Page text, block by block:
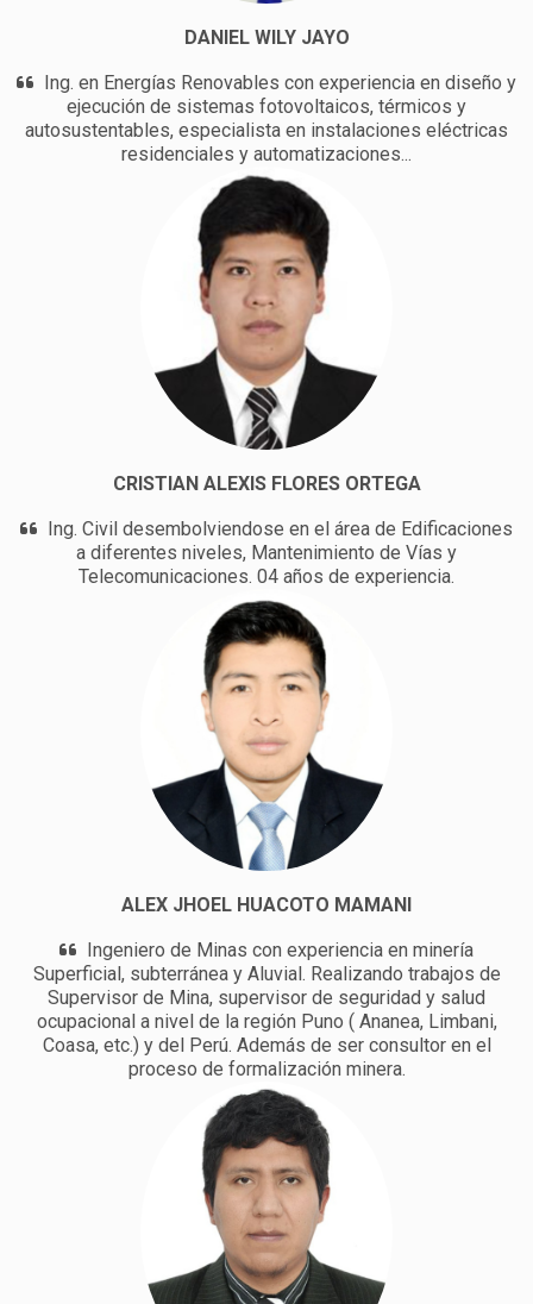
DANIEL WILY JAYO
Ing. en Energías Renovables con experiencia en diseño y
ejecución de sistemas fotovoltaicos, térmicos y
autosustentables, especialista en instalaciones eléctricas
residenciales y automatizaciones...
CRISTIAN ALEXIS FLORES ORTEGA
Ing. Civil desembolviendose en el área de Edificaciones
a diferentes niveles, Mantenimiento de Vías y
Telecomunicaciones. 04 años de experiencia.
ALEX JHOEL HUACOTO MAMANI
Ingeniero de Minas con experiencia en minería
Superficial, subterránea y Aluvial. Realizando trabajos de
Supervisor de Mina, supervisor de seguridad y salud
ocupacional a nivel de la región Puno ( Ananea, Limbani,
Coasa, etc.) y del Perú. Además de ser consultor en el
proceso de formalización minera.